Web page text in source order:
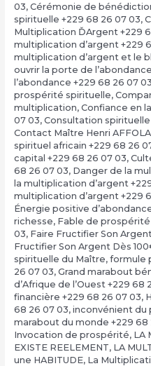
03, Cérémonie de
spirituelle +229 68 26 07 03,
Multiplication ĎArgent +229
multiplication d’argent +229
multiplication d’argent et le
ouvrir la porte de l’abondance
l’abondance +229 68 26 07 03
prospérité spirituelle,
multiplication, Confiance en
07 03, Consultation
Contact Maître Henri
spirituel africain +229 68 26
capital +229 68 26 07 03,
68 26 07 03, Danger de la
la multiplication d’argent
multiplication d’argent +229
Énergie positive
richesse, Fable de prospérité
03, Faire Fructifier Son
Fructifier Son Argent Dès
spirituelle du Maître, formule
26 07 03, Grand marabout
d’Afrique de l’Ouest +229 68
financière +229 68 26 07 03,
68 26 07 03, inconvénient du
marabout du monde +229 68
Invocation de prospérité, LA
EXISTE REELEMENT, LA
une HABITUDE, La